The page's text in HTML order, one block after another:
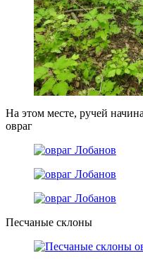
На этом месте, ручей
овраг
Песчаные склоны